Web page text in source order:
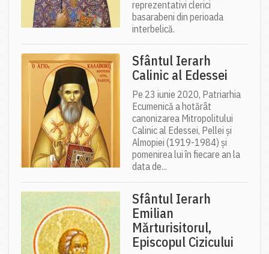
reprezentativi clerici
basarabeni din perioada
interbelică.
Sfântul Ierarh
Calinic al Edessei
Pe 23 iunie 2020, Patriarhia
Ecumenică a hotărât
canonizarea Mitropolitului
Calinic al Edessei, Pellei și
Almopiei (1919-1984) și
pomenirea lui în fiecare an la
data de...
Sfântul Ierarh
Emilian
Mărturisitorul,
Episcopul Cizicului